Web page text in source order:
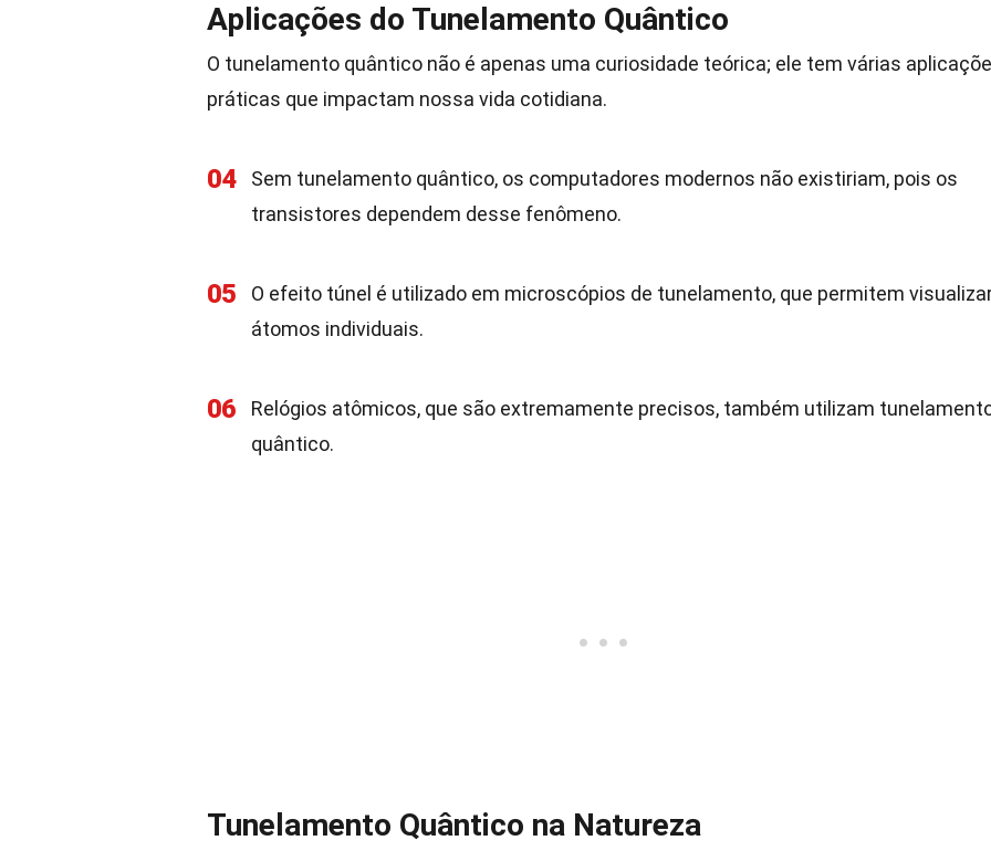
Aplicações do Tunelamento Quântico
O tunelamento quântico não é apenas uma curiosidade teórica; ele tem várias
práticas que impactam nossa vida cotidiana.
04
Sem tunelamento quântico, os computadores modernos não existiriam, pois os
transistores dependem desse fenômeno.
05
O efeito túnel é utilizado em microscópios de tunelamento, que permitem
átomos individuais.
06
Relógios atômicos, que são extremamente precisos, também utilizam
quântico.
Tunelamento Quântico na Natureza